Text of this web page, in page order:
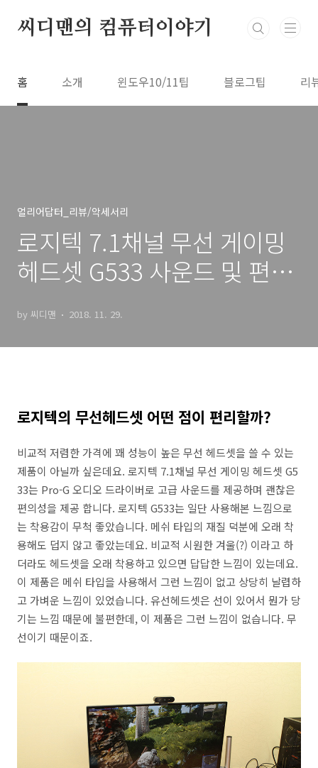
씨디맨의 컴퓨터이야기
홈 소개 윈도우10/11팁 블로그팁 리
얼리어답터_리뷰/악세서리
로지텍 7.1채널 무선 게이밍
헤드셋 G533 사운드 및 편의
by 씨디맨 2018. 11. 29.
로지텍의 무선헤드셋 어떤 점이 편리할까?
비교적 저렴한 가격에 꽤 성능이 높은 무선 헤드셋을 쓸 수 있는
제품이 아닐까 싶은데요. 로지텍 7.1채널 무선 게이밍 헤드셋 G5
33는 Pro-G 오디오 드라이버로 고급 사운드를 제공하며 괜찮은
편의성을 제공 합니다. 로지텍 G533는 일단 사용해본 느낌으로
는 착용감이 무척 좋았습니다. 메쉬 타입의 재질 덕분에 오래 착
용해도 덥지 않고 좋았는데요. 비교적 시원한 겨울(?) 이라고 하
더라도 헤드셋을 오래 착용하고 있으면 답답한 느낌이 있는데요.
이 제품은 메쉬 타입을 사용해서 그런 느낌이 없고 상당히 날렵하
고 가벼운 느낌이 있었습니다. 유선헤드셋은 선이 있어서 뭔가 당
기는 느낌 때문에 불편한데, 이 제품은 그런 느낌이 없습니다. 무
선이기 때문이죠.